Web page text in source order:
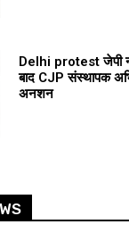
Delhi protest जेपी
बाद CJP संस्थापक
अनशन